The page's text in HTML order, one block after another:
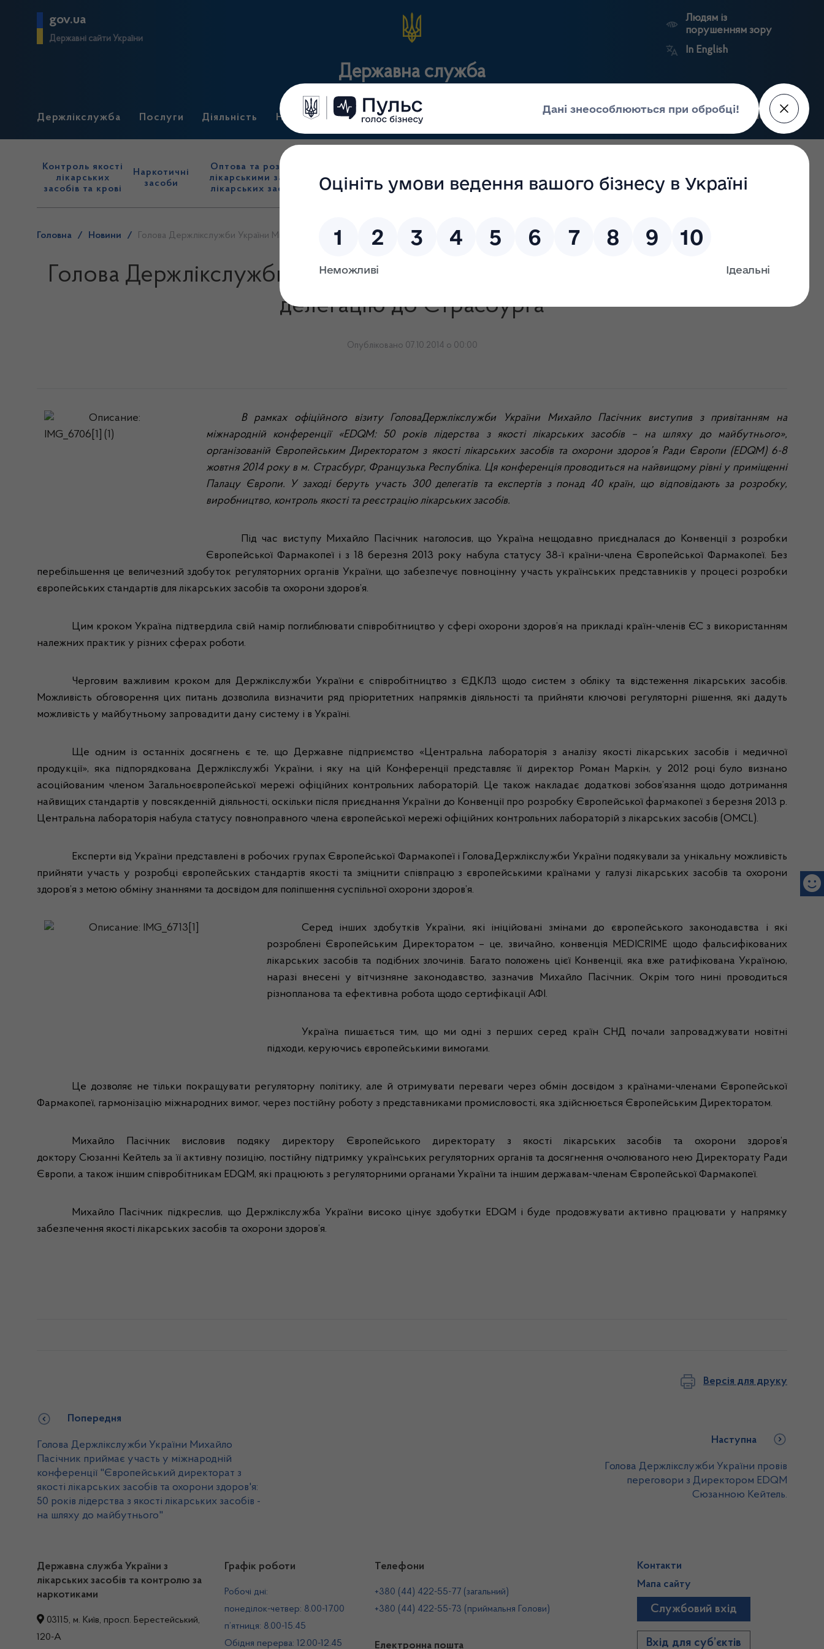
gov.ua
Державні сайти України
Державна служба
Людям із
порушенням зору
In English
Держлікслужба Послуги Діяльність Нормативні документи Для громадськості Прес-центр Пошук
Контроль якості
лікарських
засобів та крові
Наркотичні
засоби
Оптова та роздрібна торгівля
лікарськими засобами, імпорт
лікарських засобів (крім АФІ)
нагляд
(контроль)
засобів, крові та
сертифікація
нагляд
реєстри
портал
Держлікслужби
Головна / Новини / Голова Держлікслужби України Михайло Пасічник очолив українську делегацію до Страсбурга
Голова Держлікслужби України Михайло Пасічник очолив українську
делегацію до Страсбурга
Опубліковано 07.10.2014 о 00:00
В рамках офіційного візиту ГоловаДержлікслужби України Михайло Пасічник виступив з привітанням на
міжнародній конференції «EDQM: 50 років лідерства з якості лікарських засобів – на шляху до майбутнього»,
організованій Європейським Директоратом з якості лікарських засобів та охорони здоров’я Ради Європи (EDQM) 6-8
жовтня 2014 року в м. Страсбург, Французька Республіка. Ця конференція проводиться на найвищому рівні у приміщенні
Палацу Європи. У заході беруть участь 300 делегатів та експертів з понад 40 країн, що відповідають за розробку,
виробництво, контроль якості та реєстрацію лікарських засобів.
Під час виступу Михайло Пасічник наголосив, що Україна нещодавно приєдналася до Конвенції з розробки
Європейської Фармакопеї і з 18 березня 2013 року набула статусу 38-ї країни-члена Європейської Фармакопеї. Без
перебільшення це величезний здобуток регуляторних органів України, що забезпечує повноцінну участь українських представників у процесі розробки
європейських стандартів для лікарських засобів та охорони здоров’я.
Цим кроком Україна підтвердила свій намір поглиблювати співробітництво у сфері охорони здоров’я на прикладі країн-членів ЄС з використанням
належних практик у різних сферах роботи.
Черговим важливим кроком для Держлікслужби України є співробітництво з ЄДКЛЗ щодо систем з обліку та відстеження лікарських засобів.
Можливість обговорення цих питань дозволила визначити ряд пріоритетних напрямків діяльності та прийняти ключові регуляторні рішення, які дадуть
можливість у майбутньому запровадити дану систему і в Україні.
Ще одним із останніх досягнень є те, що Державне підприємство «Центральна лабораторія з аналізу якості лікарських засобів і медичної
продукції», яка підпорядкована Держлікслужбі України, і яку на цій Конференції представляє її директор Роман Маркін, у 2012 році було визнано
асоційованим членом Загальноєвропейської мережі офіційних контрольних лабораторій. Це також накладає додаткові зобов’язання щодо дотримання
найвищих стандартів у повсякденній діяльності, оскільки після приєднання України до Конвенції про розробку Європейської фармакопеї з березня 2013 р.
Центральна лабораторія набула статусу повноправного члена європейської мережі офіційних контрольних лабораторій з лікарських засобів (OMCL).
Експерти від України представлені в робочих групах Європейської Фармакопеї і ГоловаДержлікслужби України подякували за унікальну можливість
прийняти участь у розробці європейських стандартів якості та зміцнити співпрацю з європейськими країнами у галузі лікарських засобів та охорони
здоров’я з метою обміну знаннями та досвідом для поліпшення суспільної охорони здоров’я.
Серед інших здобутків України, які ініційовані змінами до європейського законодавства і які
розроблені Європейським Директоратом – це, звичайно, конвенція MEDICRIME щодо фальсифікованих
лікарських засобів та подібних злочинів. Багато положень цієї Конвенції, яка вже ратифікована Україною,
наразі внесені у вітчизняне законодавство, зазначив Михайло Пасічник. Окрім того нині проводиться
різнопланова та ефективна робота щодо сертифікації АФІ.
Україна пишається тим, що ми одні з перших серед країн СНД почали запроваджувати новітні
підходи, керуючись європейськими вимогами.
Це дозволяє не тільки покращувати регуляторну політику, але й отримувати переваги через обмін досвідом з країнами-членами Європейської
Фармакопеї, гармонізацію міжнародних вимог, через постійну роботу з представниками промисловості, яка здійснюється Європейським Директоратом.
Михайло Пасічник висловив подяку директору Європейського директорату з якості лікарських засобів та охорони здоров’я
доктору Сюзанні Кейтель за її активну позицію, постійну підтримку українських регуляторних органів та досягнення очолюваного нею Директорату Ради
Європи, а також іншим співробітникам EDQM, які працюють з регуляторними органами України та іншим державам-членам Європейської Фармакопеї.
Михайло Пасічник підкреслив, що Держлікслужба України високо цінує здобутки EDQM і буде продовжувати активно працювати у напрямку
забезпечення якості лікарських засобів та охорони здоров’я.
Версія для друку
Попередня
Голова Держлікслужби України Михайло
Пасічник приймає участь у міжнародній
конференції "Європейський директорат з
якості лікарських засобів та охорони здоров'я:
50 років лідерства з якості лікарських засобів -
на шляху до майбутнього"
Наступна
Голова Держлікслужби України провів
переговори з Директором EDQM
Сюзанною Кейтель.
Державна служба України з
лікарських засобів та контролю за
наркотиками
03115, м. Київ, просп. Берестейський,
120-А
Графік роботи
Робочі дні:
понеділок-четвер: 8.00-17.00
п’ятниця: 8.00-15.45
Обідня перерва: 12.00-12.45
Телефони
+380 (44) 422-55-77 (загальний)
+380 (44) 422-55-73 (приймальня Голови)
Електронна пошта
Контакти
Мапа сайту
Службовий вхід
Вхід для суб’єктів